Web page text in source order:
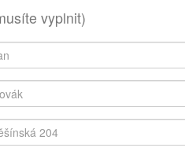
vyplnit)